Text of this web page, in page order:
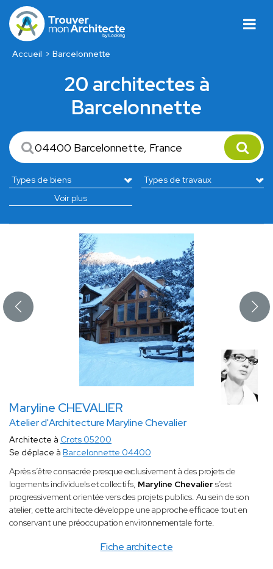
Accueil Barcelonnette
20 architectes à
Barcelonnette
Voir plus
Maryline CHEVALIER
Atelier d'Architecture Maryline Chevalier
Fiche architecte
Architecte à Crots 05200
Se déplace à Barcelonnette 04400
Après s’être consacrée presque exclusivement à des projets de
logements individuels et collectifs, Maryline Chevaliers’est
progressivement orientée vers des projets publics. Au sein de son
atelier, cette architecte développe une approche efficace tout en
conservant une préoccupation environnementale forte.